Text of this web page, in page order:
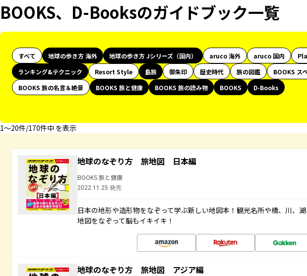
BOOKS、D-Booksのガイドブック一覧
すべて 地球の歩き方 海外 地球の歩き方 Jシリーズ（国内） aruco 海外 aruco 国内
ランキング&テクニック
Resort Style 島旅 御朱印 歴史時代 旅の図鑑
BOOKS ス
BOOKS 旅の名言＆絶景
BOOKS 旅と健康 BOOKS 旅の読み物 BOOKS
D-Books
1〜20件/170件中 を表示
地球のなぞり方 旅地図 日本編
BOOKS 旅と健康
2022.11.25 発売
日本の地形や造形物をなぞって学ぶ新しい地図本！観光名所や橋、川、
地図をなぞって脳もイキイキ！
地球のなぞり方 旅地図 アジア編